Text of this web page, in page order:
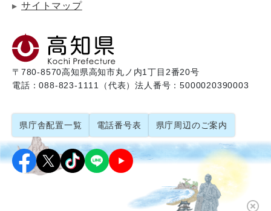
サイトマップ
〒780-8570高知県高知市丸ノ内1丁目2番20号
電話：088-823-1111（代表）法人番号：5000020390003
県庁舎配置一覧 電話番号表 県庁周辺のご案内